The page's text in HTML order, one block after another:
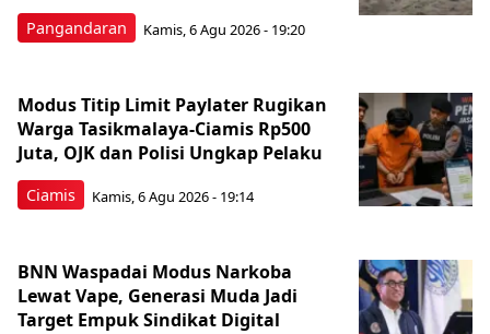
Pangandaran Kamis, 6 Agu 2026 - 19:20
Ciamis
Modus Titip Limit Paylater Rugikan
Warga Tasikmalaya-Ciamis Rp500
Juta, OJK dan Polisi Ungkap Pelaku
Kamis, 6 Agu 2026 - 19:14
BNN Waspadai Modus Narkoba
Lewat Vape, Generasi Muda Jadi
Target Empuk Sindikat Digital